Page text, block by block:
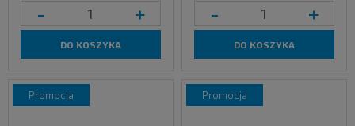
- +
DO KOSZYKA
- +
DO KOSZYKA
promocja promocja